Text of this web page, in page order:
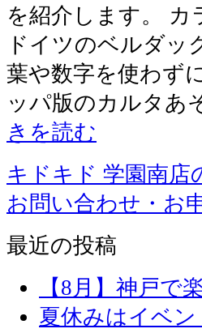
を紹介します。
ドイツのベルダッ
葉や数字を使わず
ッパ版のカルタあ
きを読む
キドキド 学園南店
お問い合わせ・お
最近の投稿
【8月】神戸で
夏休みはイベ